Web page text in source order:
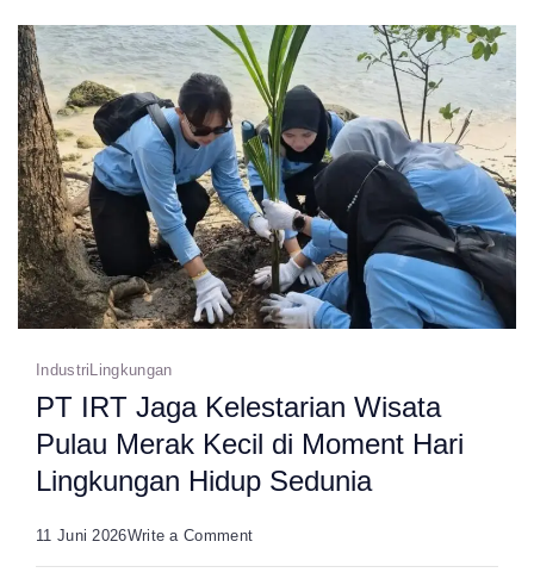
Tanjung
Datu
301
Dukung
Pelestarian
Ekosistem
Pesisir
Banten
IndustriLingkungan
PT IRT Jaga Kelestarian Wisata
Pulau Merak Kecil di Moment Hari
Lingkungan Hidup Sedunia
11 Juni 2026Write a Commenton
PT